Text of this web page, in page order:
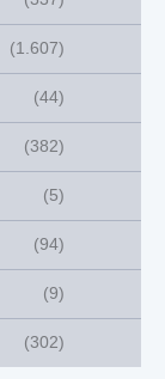
(1.607)
(44)
(382)
(5)
(94)
(9)
(302)